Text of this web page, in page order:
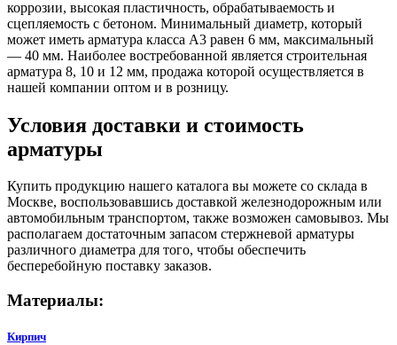
коррозии, высокая пластичность, обрабатываемость и
сцепляемость с бетоном. Минимальный диаметр, который
может иметь арматура класса А3 равен 6 мм, максимальный
— 40 мм. Наиболее востребованной является строительная
арматура 8, 10 и 12 мм, продажа которой осуществляется в
нашей компании оптом и в розницу.
Условия доставки и стоимость
арматуры
Купить продукцию нашего каталога вы можете со склада в
Москве, воспользовавшись доставкой железнодорожным или
автомобильным транспортом, также возможен самовывоз. Мы
располагаем достаточным запасом стержневой арматуры
различного диаметра для того, чтобы обеспечить
бесперебойную поставку заказов.
Материалы:
Кирпич